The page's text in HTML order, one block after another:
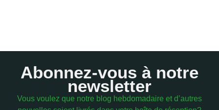
Abonnez-vous à notre
newsletter
Vous voulez que notre blog hebdomadaire et d’autres